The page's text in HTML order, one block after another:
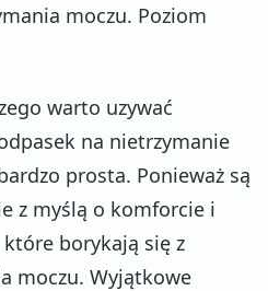
moczu. Poziom
warto uzywać
na nietrzymanie
prosta. Ponieważ są
z myślą o komforcie i
borykają się z
moczu. Wyjątkowe